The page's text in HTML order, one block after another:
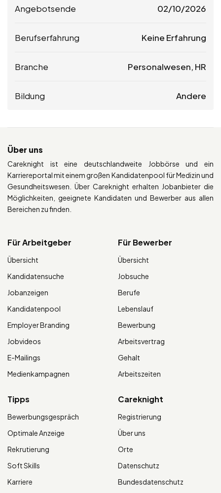
Angebotsende 02/10/2026
Berufserfahrung Keine Erfahrung
Branche Personalwesen, HR
Bildung Andere
Über uns
Careknight ist eine deutschlandweite Jobbörse und ein
Karriereportal mit einem großen Kandidatenpool für Medizin und
Gesundheitswesen. Über Careknight erhalten Jobanbieter die
Möglichkeiten, geeignete Kandidaten und Bewerber aus allen
Bereichen zu finden.
Für Arbeitgeber
Übersicht
Kandidatensuche
Jobanzeigen
Kandidatenpool
Employer Branding
Jobvideos
E-Mailings
Medienkampagnen
Für Bewerber
Übersicht
Jobsuche
Berufe
Lebenslauf
Bewerbung
Arbeitsvertrag
Gehalt
Arbeitszeiten
Tipps
Bewerbungsgespräch
Optimale Anzeige
Rekrutierung
Soft Skills
Karriere
Careknight
Registrierung
Über uns
Orte
Datenschutz
Bundesdatenschutz